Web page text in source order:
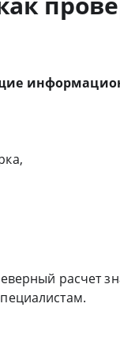
расчет